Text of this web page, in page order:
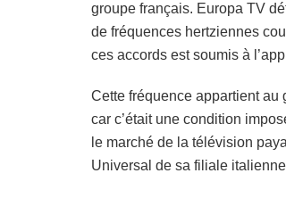
groupe français. Europa TV
de fréquences hertziennes
ces accords est soumis à
Cette fréquence appartient au
car c’était une condition
le marché de la télévision
Universal de sa filiale